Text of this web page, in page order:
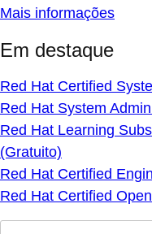
Mais informações
Em destaque
Red Hat Certified
Red Hat System
Red Hat Learning
(Gratuito)
Red Hat Certified
Red Hat Certified